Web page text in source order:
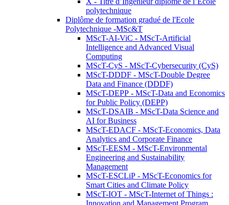
polytechnique
Diplôme de formation gradué de l'Ecole
Polytechnique -MSc&T
MScT-AI-ViC - MScT-Artificial
Intelligence and Advanced Visual
Computing
MScT-CyS - MScT-Cybersecurity (CyS)
MScT-DDDF - MScT-Double Degree
Data and Finance (DDDF)
MScT-DEPP - MScT-Data and Economics
for Public Policy (DEPP)
MScT-DSAIB - MScT-Data Science and
AI for Business
MScT-EDACF - MScT-Economics, Data
Analytics and Corporate Finance
MScT-EESM - MScT-Environmental
Engineering and Sustainability
Management
MScT-ESCLiP - MScT-Economics for
Smart Cities and Climate Policy
MScT-IOT - MScT-Internet of Things :
Innovation and Management Program